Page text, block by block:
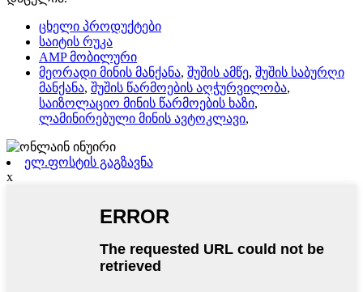
ცხელი პროდუქტები
საიტის რუკა
AMP მობილური
მეორადი მინის მანქანა, შუშის ამწე, შუშის საბურღი
მანქანა, შუშის წარმოების აღჭურვილობა,
საიზოლაციო მინის წარმოების ხაზი,
ლამინირებული მინის ავტოკლავი,
ელ.ფოსტის გაგზავნა
x